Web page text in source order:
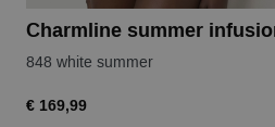
848 white summer
€ 169,99